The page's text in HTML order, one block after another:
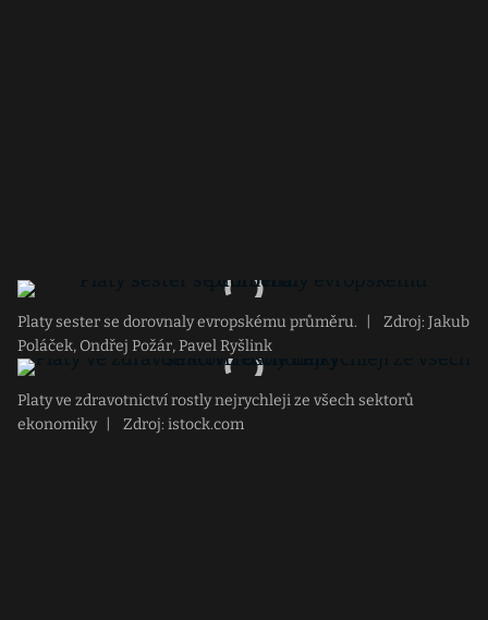
Platy sester se dorovnaly evropskému průměru.
Zdroj: Jakub
Poláček, Ondřej Požár, Pavel Ryšlink
Platy ve zdravotnictví rostly nejrychleji ze všech sektorů
ekonomiky
Zdroj: istock.com